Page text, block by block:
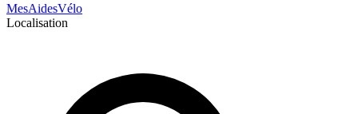
MesAidesVélo
Localisation